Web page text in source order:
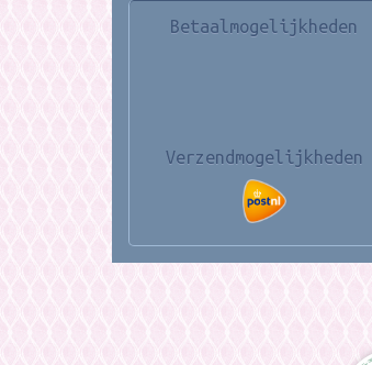
Betaalmogelijkheden
Verzendmogelijkheden